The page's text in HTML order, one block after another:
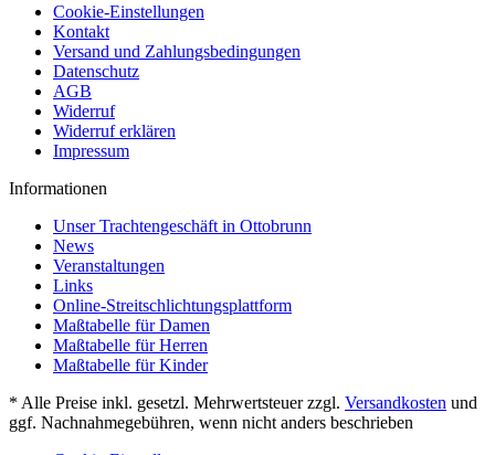
Cookie-Einstellungen
Kontakt
Versand und Zahlungsbedingungen
Datenschutz
AGB
Widerruf
Widerruf erklären
Impressum
Informationen
Unser Trachtengeschäft in Ottobrunn
News
Veranstaltungen
Links
Online-Streitschlichtungsplattform
Maßtabelle für Damen
Maßtabelle für Herren
Maßtabelle für Kinder
* Alle Preise inkl. gesetzl. Mehrwertsteuer zzgl. Versandkosten und
ggf. Nachnahmegebühren, wenn nicht anders beschrieben